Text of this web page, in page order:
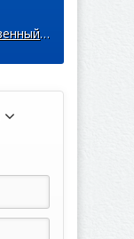
В Абхазии прогремел таинственный взрыв